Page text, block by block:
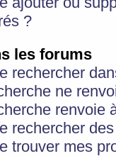
?
les forums
rechercher
ne
renvoie
rechercher
trouver mes